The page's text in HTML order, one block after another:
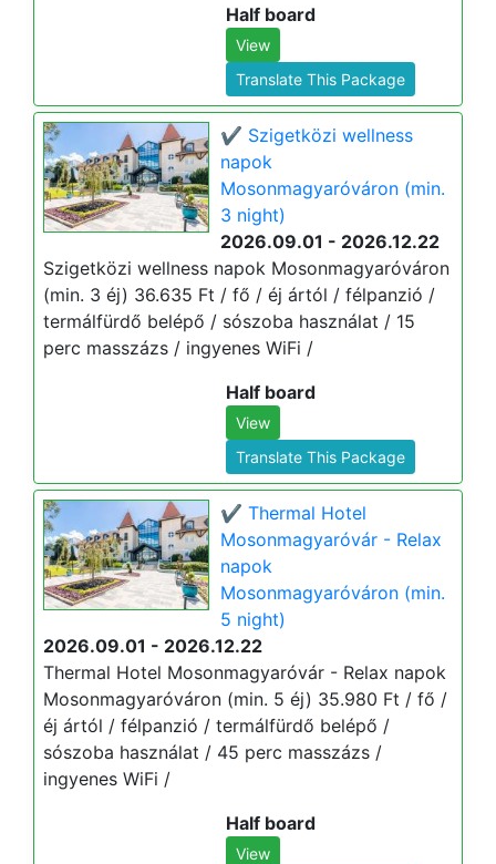
Half board
View
Translate This Package
✔️ Szigetközi wellness
napok
Mosonmagyaróváron (min.
3 night)
2026.09.01 - 2026.12.22
Szigetközi wellness napok Mosonmagyaróváron
(min. 3 éj) 36.635 Ft / fő / éj ártól / félpanzió /
termálfürdő belépő / sószoba használat / 15
perc masszázs / ingyenes WiFi /
Half board
View
Translate This Package
✔️ Thermal Hotel
Mosonmagyaróvár - Relax
napok
Mosonmagyaróváron (min.
5 night)
2026.09.01 - 2026.12.22
Thermal Hotel Mosonmagyaróvár - Relax napok
Mosonmagyaróváron (min. 5 éj) 35.980 Ft / fő /
éj ártól / félpanzió / termálfürdő belépő /
sószoba használat / 45 perc masszázs /
ingyenes WiFi /
Half board
View